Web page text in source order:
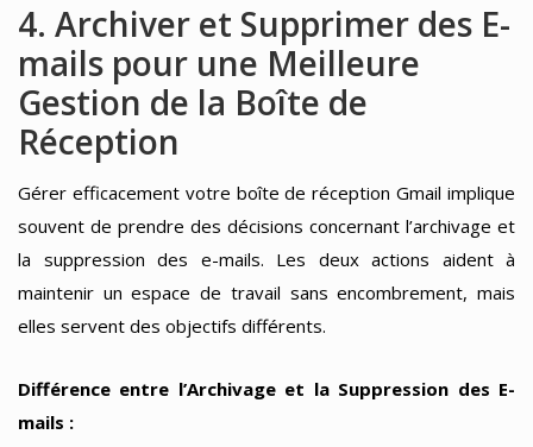
4. Archiver et Supprimer des E-
mails pour une Meilleure
Gestion de la Boîte de
Réception
Gérer efficacement votre boîte de réception Gmail implique
souvent de prendre des décisions concernant l’archivage et
la suppression des e-mails. Les deux actions aident à
maintenir un espace de travail sans encombrement, mais
elles servent des objectifs différents.
Différence entre l’Archivage et la Suppression des E-
mails :